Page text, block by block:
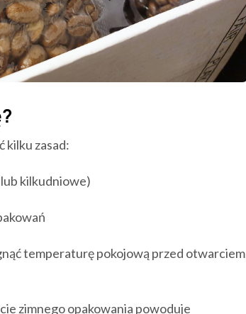
kilku zasad:
kilkudniowe)
temperaturę pokojową przed otwarciem
zimnego opakowania powoduje